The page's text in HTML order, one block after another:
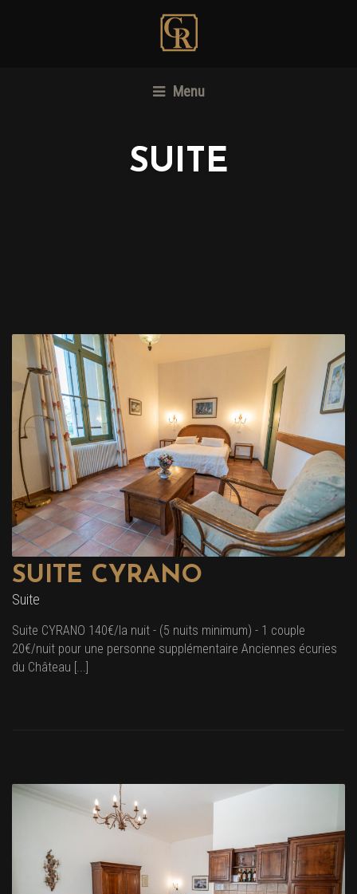
Menu
SUITE
SUITE CYRANO
Suite
Suite CYRANO 140€/la nuit - (5 nuits minimum) - 1 couple
20€/nuit pour une personne supplémentaire Anciennes écuries
du Château [...]